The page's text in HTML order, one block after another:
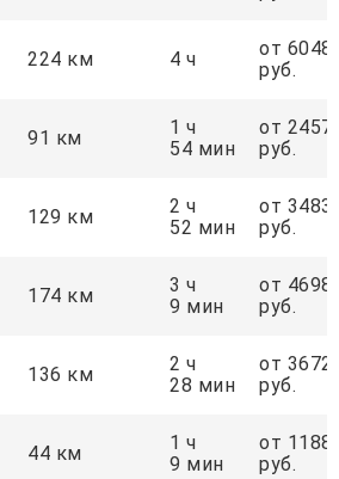
224 км 4 ч
от 6048
руб.
91 км
1 ч
54 мин
от 2457
руб.
129 км
2 ч
52 мин
от 3483
руб.
174 км
3 ч
9 мин
от 4698
руб.
136 км
2 ч
28 мин
от 3672
руб.
44 км
1 ч
9 мин
от 1188
руб.